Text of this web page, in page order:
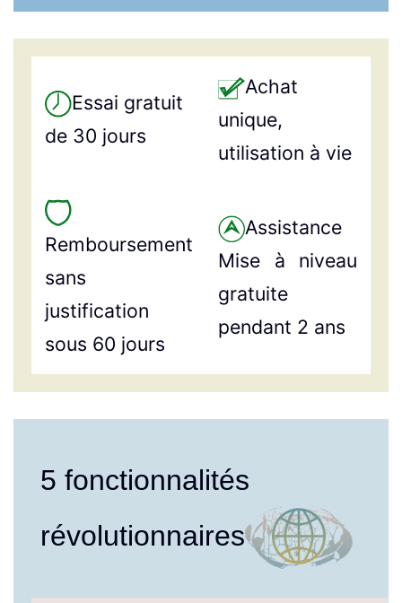
Essai gratuit
de 30 jours
Achat
unique,
utilisation à vie
Remboursement
sans
justification
sous 60 jours
Assistance
Mise à niveau
gratuite
pendant 2 ans
5 fonctionnalités
révolutionnaires